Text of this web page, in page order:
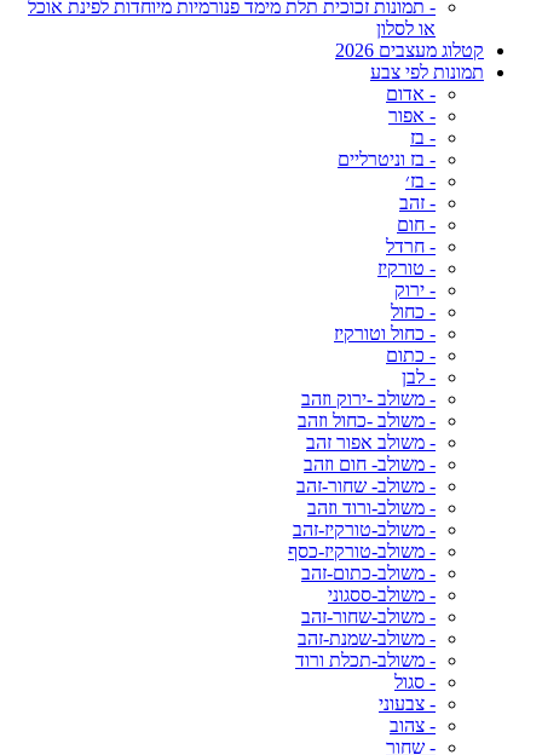
- תמונות זכוכית תלת מימד פנורמיות מיוחדות לפינת אוכל
או לסלון
קטלוג מעצבים 2026
תמונות לפי צבע
- אדום
- אפור
- בז
- בז וניטרליים
- בז׳
- זהב
- חום
- חרדל
- טורקיז
- ירוק
- כחול
- כחול וטורקיז
- כתום
- לבן
- משולב -ירוק וזהב
- משולב -כחול וזהב
- משולב אפור זהב
- משולב- חום וזהב
- משולב- שחור-זהב
- משולב-ורוד וזהב
- משולב-טורקיז-זהב
- משולב-טורקיז-כסף
- משולב-כתום-זהב
- משולב-ססגוני
- משולב-שחור-זהב
- משולב-שמנת-זהב
- משולב-תכלת ורוד
- סגול
- צבעוני
- צהוב
- שחור